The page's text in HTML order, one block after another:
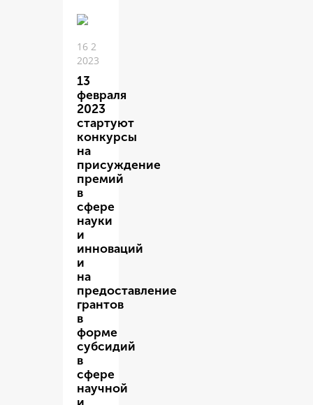
16 2
2023
13
февраля
2023
стартуют
конкурсы
на
присуждение
премий
в
сфере
науки
и
инноваций
и
на
предоставление
грантов
в
форме
субсидий
в
сфере
научной